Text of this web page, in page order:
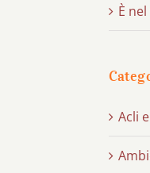
È
Acli